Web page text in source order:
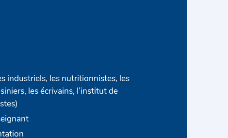
industriels, les nutritionnistes, les
les écrivains, l’institut de